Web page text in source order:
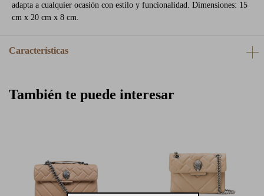
adapta a cualquier ocasión con estilo y funcionalidad. Dimensiones: 15
cm x 20 cm x 8 cm.
Características
También te puede interesar